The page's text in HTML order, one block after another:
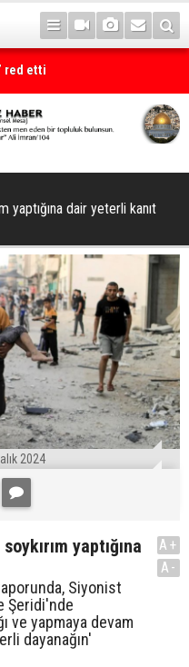
red etti
yaptığına dair yeterli kanıt
2024
yaptığına
Siyonist
Şeridi'nde
ve yapmaya devam
dayanağın'
A+
A-